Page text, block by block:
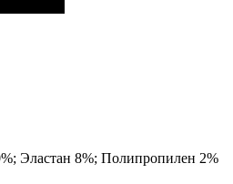
Эластан 8%; Полипропилен 2%